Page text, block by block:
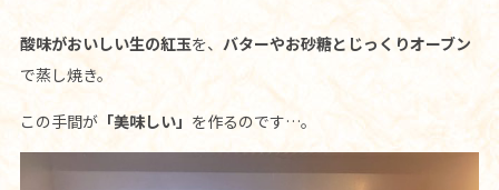
酸味がおいしい生の紅玉を、 バターやお砂糖とじっくりオーブン
で蒸し焼き。
この手間が「美味しい」 を作るのです…。